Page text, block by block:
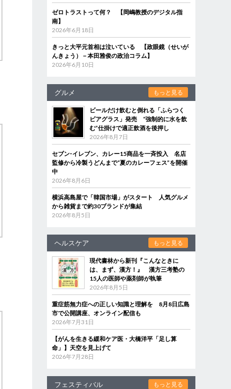
ゼロトラストって何？ 【岡嶋教授のデジタル指
南】
2026年6月18日
きっと大平元首相は泣いている 【政眼鏡（せいが
んきょう）－本田雅俊の政治コラム】
2026年6月10日
グルメ もっと見る
ビールだけ飲むと倒れる「ふらつく
ビアグラス」発売 “強制的に水を飲
む”仕掛けで適正飲酒を後押し
2026年8月7日
セブン‐イレブン、カレー15商品を一斉投入 名店
監修から冷製うどんまで“夏のカレーフェス”を開催
中
2026年8月6日
横浜高島屋で「韓国市場」がスタート 人気グルメ
から雑貨まで約30ブランドが集結
2026年8月5日
ヘルスケア もっと見る
現代書林から新刊『こんなときに
は、まず、漢方！』 漢方三考塾の
15人の医師や薬剤師が執筆
2026年8月5日
重症筋無力症への正しい知識と理解を 8月8日広島
市で公開講座、オンライン配信も
2026年7月31日
【がんを生きる緩和ケア医・大橋洋平「足し算
命」】天空を見上げて
2026年7月28日
フェスティバル もっと見る